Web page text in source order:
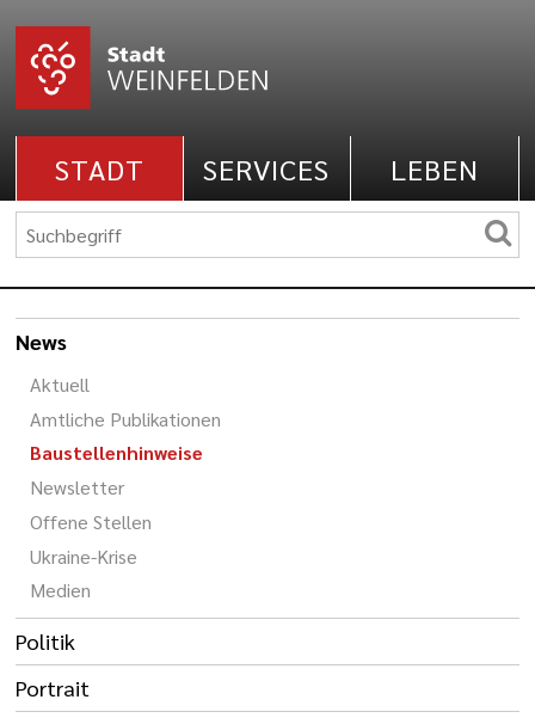
STADT SERVICES LEBEN
News
Aktuell
Amtliche Publikationen
Baustellenhinweise
Newsletter
Offene Stellen
Ukraine-Krise
Medien
Politik
Portrait